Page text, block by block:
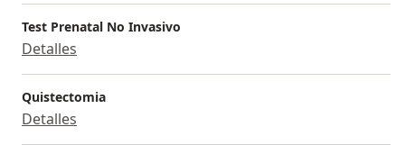
Test Prenatal No Invasivo
Detalles
Quistectomia
Detalles